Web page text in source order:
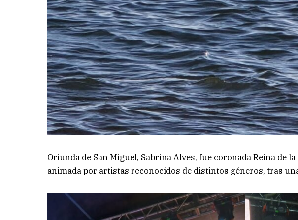
Oriunda de San Miguel, Sabrina Alves, fue coronada Reina de
animada por artistas reconocidos de distintos géneros, tras